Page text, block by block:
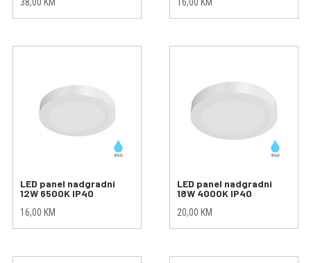
38,00 KM 16,00 KM
LED panel nadgradni
12W 6500K IP40
16,00 KM
LED panel nadgradni
18W 4000K IP40
20,00 KM